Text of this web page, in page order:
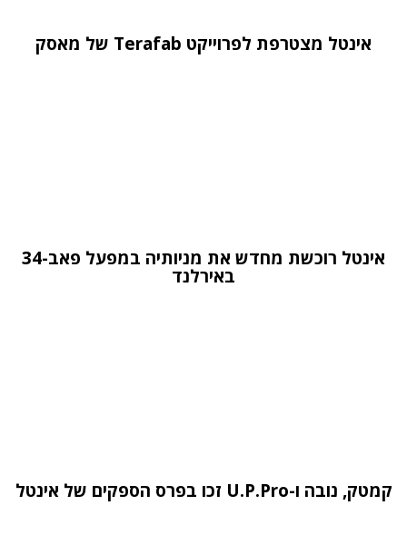
אינטל מצטרפת לפרוייקט Terafab של מאסק
אינטל רוכשת מחדש את מניותיה במפעל פאב-34
באירלנד
קמטק, נובה ו-U.P.Pro זכו בפרס הספקים של אינטל